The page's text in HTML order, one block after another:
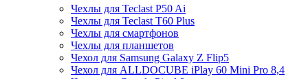
Чехлы для Teclast P50 Ai
Чехлы для Teclast T60 Plus
Чехлы для смартфонов
Чехлы для планшетов
Чехол для Samsung Galaxy Z Flip5
Чехол для ALLDOCUBE iPlay 60 Mini Pro 8,4